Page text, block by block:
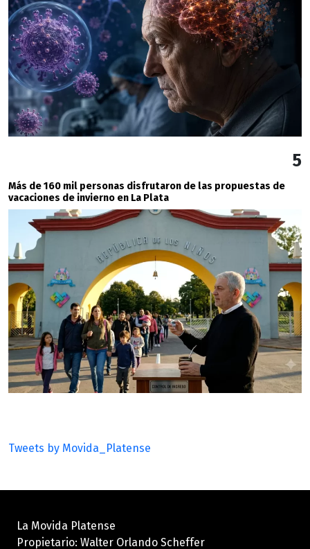
5
Más de 160 mil personas disfrutaron de las propuestas de
vacaciones de invierno en La Plata
Tweets by Movida_Platense
La Movida Platense
Propietario: Walter Orlando Scheffer